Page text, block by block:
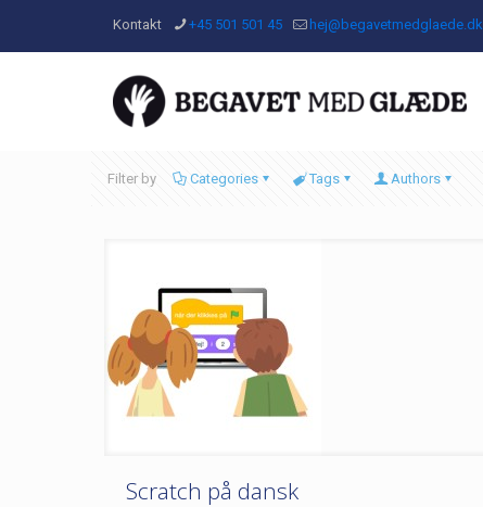
Kontakt +45 501 501 45 hej@begavetmedglaede.dk
Filter by Categories Tags Authors
Scratch på dansk